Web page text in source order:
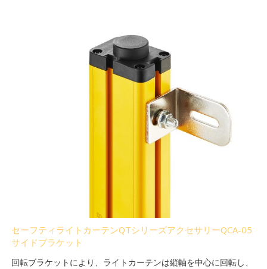
セーフティライトカーテンQTシリーズアクセサリーQCA-05
サイドブラケット
回転ブラケットにより、ライトカーテンは縦軸を中心に回転し、